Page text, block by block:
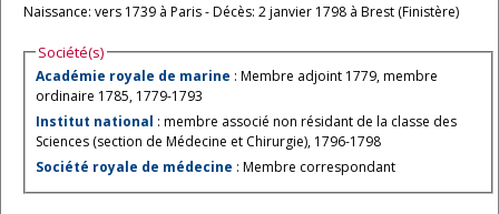
Naissance: vers 1739 à Paris - Décès: 2 janvier 1798 à Brest (Finistère)
Société(s)
Académie royale de marine : Membre adjoint 1779, membre
ordinaire 1785, 1779-1793
Institut national : membre associé non résidant de la classe des
Sciences (section de Médecine et Chirurgie), 1796-1798
Société royale de médecine : Membre correspondant